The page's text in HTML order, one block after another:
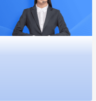
看一下